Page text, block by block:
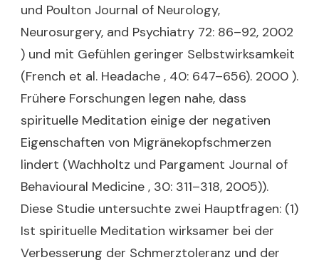
und Poulton Journal of Neurology,
Neurosurgery, and Psychiatry 72: 86–92, 2002
) und mit Gefühlen geringer Selbstwirksamkeit
(French et al. Headache , 40: 647–656). 2000 ).
Frühere Forschungen legen nahe, dass
spirituelle Meditation einige der negativen
Eigenschaften von Migränekopfschmerzen
lindert (Wachholtz und Pargament Journal of
Behavioural Medicine , 30: 311–318, 2005)).
Diese Studie untersuchte zwei Hauptfragen: (1)
Ist spirituelle Meditation wirksamer bei der
Verbesserung der Schmerztoleranz und der